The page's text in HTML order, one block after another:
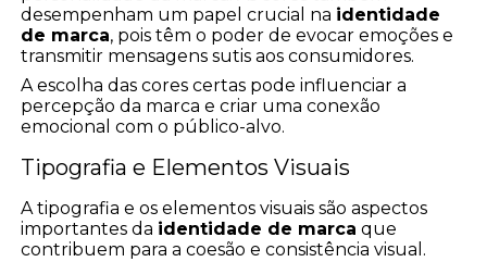
desempenham um papel crucial na identidade
de marca, pois têm o poder de evocar emoções e
transmitir mensagens sutis aos consumidores.
A escolha das cores certas pode influenciar a
percepção da marca e criar uma conexão
emocional com o público-alvo.
Tipografia e Elementos Visuais
A tipografia e os elementos visuais são aspectos
importantes da identidade de marca que
contribuem para a coesão e consistência visual.